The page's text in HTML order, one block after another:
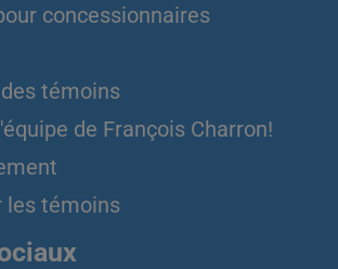
concessionnaires
témoins
de François Charron!
les témoins